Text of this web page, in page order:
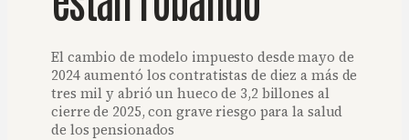
El cambio de modelo impuesto desde mayo de
2024 aumentó los contratistas de diez a más de
tres mil y abrió un hueco de 3,2 billones al
cierre de 2025, con grave riesgo para la salud
de los pensionados